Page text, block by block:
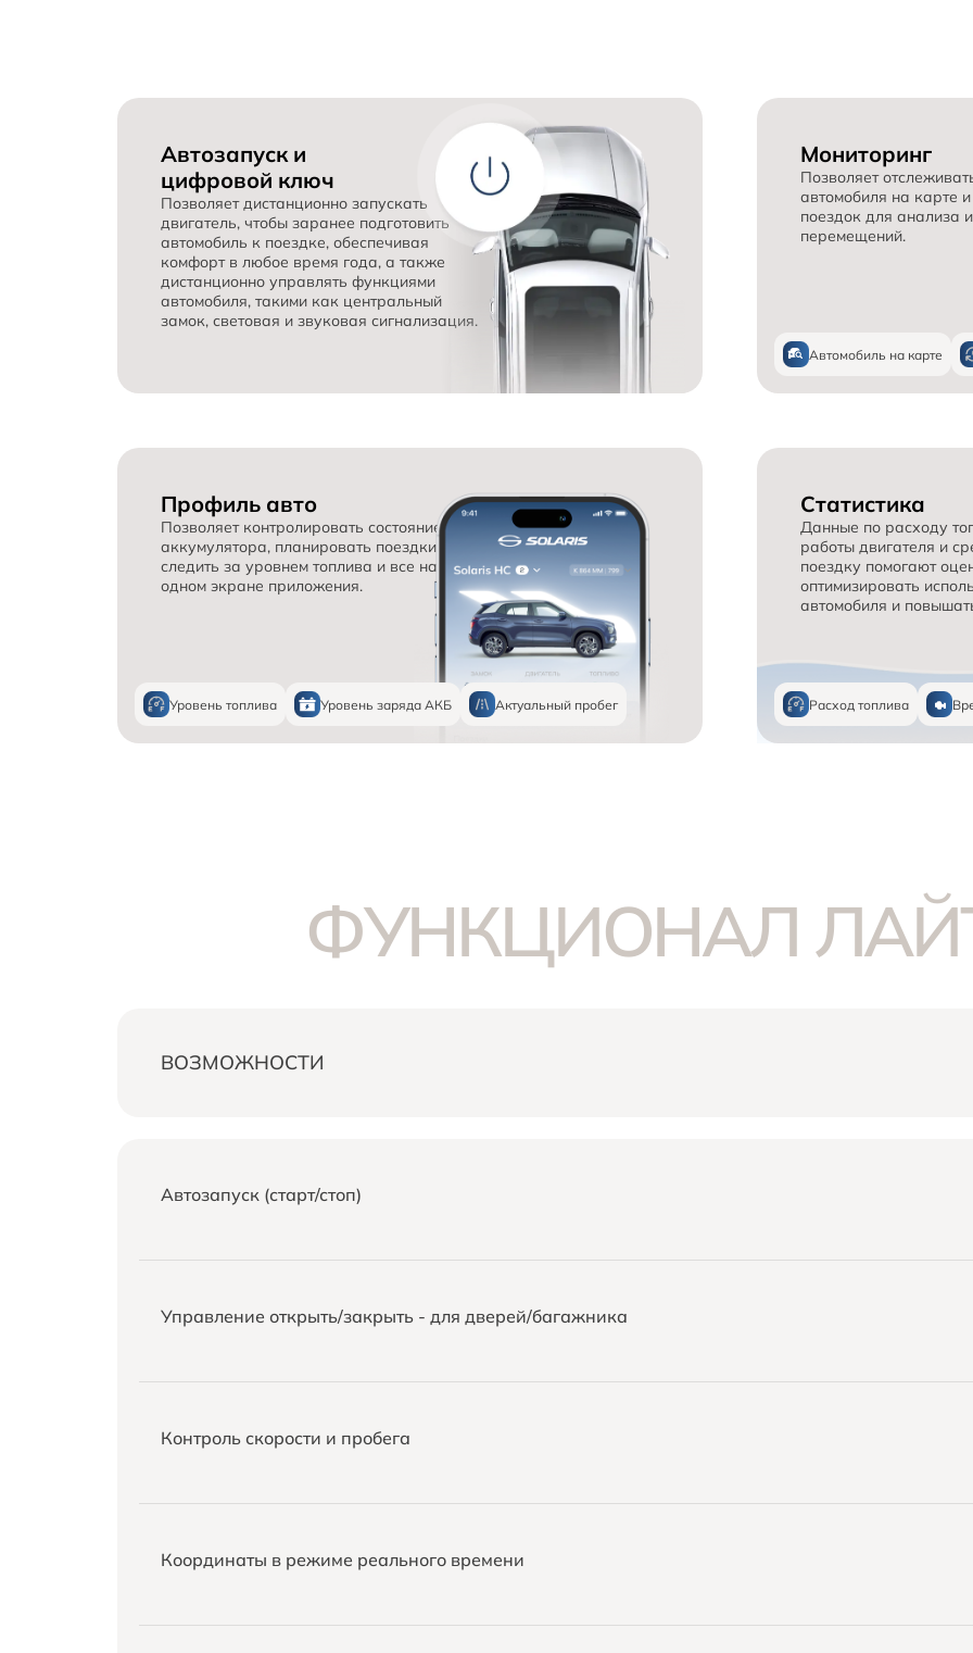
Автозапуск и
цифровой ключ
Позволяет дистанционно запускать
двигатель, чтобы заранее подготовить
автомобиль к поездке, обеспечивая
комфорт в любое время года, а также
дистанционно управлять функциями
автомобиля, такими как центральный
замок, световая и звуковая сигнализация.
Автомобиль на карте
Мониторинг
Позволяет
автомобиля на карте
поездок для анализа
перемещений.
Уровень топлива Уровень заряда АКБ Актуальный пробег
Профиль авто
Позволяет контролировать состояние
аккумулятора, планировать поездки,
следить за уровнем топлива и все на
одном экране приложения.
Расход топлива
Статистика
Данные по расходу
работы двигателя и
поездку помогают
оптимизировать
автомобиля и
ФУНКЦИОНАЛ
ВОЗМОЖНОСТИ
Автозапуск (старт/стоп)
Управление открыть/закрыть - для дверей/багажника
Контроль скорости и пробега
Координаты в режиме реального времени